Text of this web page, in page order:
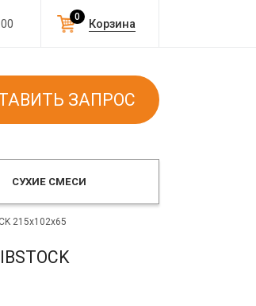
Корзина
0
ЗАПРОС
СУХИЕ СМЕСИ
215x102x65